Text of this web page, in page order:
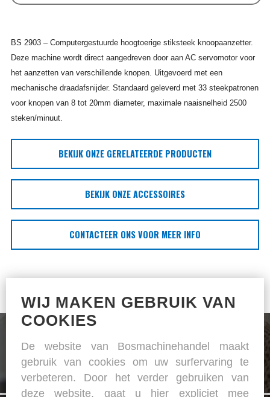
BS 2903 – Computergestuurde hoogtoerige stiksteek knoopaanzetter.
Deze machine wordt direct aangedreven door aan AC servomotor voor
het aanzetten van verschillende knopen. Uitgevoerd met een
mechanische draadafsnijder. Standaard geleverd met 33 steekpatronen
voor knopen van 8 tot 20mm diameter, maximale naaisnelheid 2500
steken/minuut.
BEKIJK ONZE GERELATEERDE PRODUCTEN
BEKIJK ONZE ACCESSOIRES
CONTACTEER ONS VOOR MEER INFO
WIJ MAKEN GEBRUIK VAN
COOKIES
De website van Bosmachinehandel maakt
gebruik van cookies om uw surfervaring te
verbeteren. Door het verder gebruiken van
deze website, gaat u hier expliciet mee